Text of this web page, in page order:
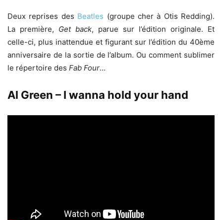
Deux reprises des Beatles (groupe cher à Otis Redding).
La première, Get back, parue sur l’édition originale. Et
celle-ci, plus inattendue et figurant sur l’édition du 40ème
anniversaire de la sortie de l’album. Ou comment sublimer
le répertoire des Fab Four…
Al Green – I wanna hold your hand